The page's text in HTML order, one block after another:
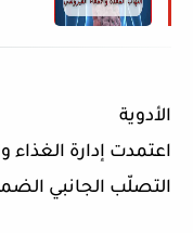
الأدوية
اعتمدت إدارة الغذاء
التصلّب الجانبي